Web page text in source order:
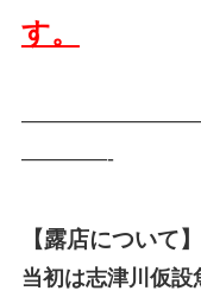
す。
————-
【露店について】
当初は志津川仮